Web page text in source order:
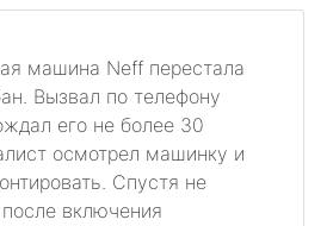
машина Neff перестала
Вызвал по телефону
его не более 30
осмотрел машинку и
Спустя не
включения